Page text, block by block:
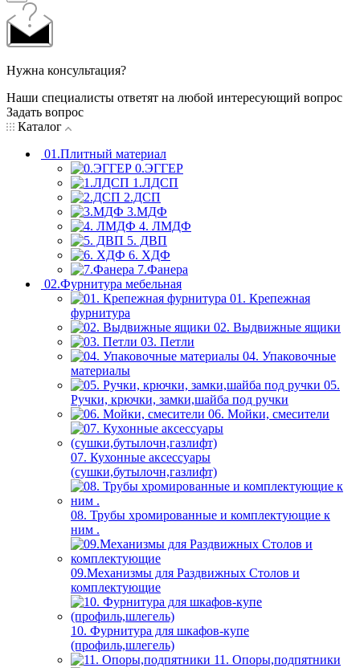
Нужна консультация?
Наши специалисты ответят на любой интересующий вопрос
Задать вопрос
Каталог
01.Плитный материал
0.ЭГГЕР
1.ЛДСП
2.ДСП
3.МДФ
4. ЛМДФ
5. ДВП
6. ХДФ
7.Фанера
02.Фурнитура мебельная
01. Крепежная
фурнитура
02. Выдвижные ящики
03. Петли
04. Упаковочные
материалы
05.
Ручки, крючки, замки,шайба под ручки
06. Мойки, смесители
07. Кухонные аксессуары
(сушки,бутылочн,газлифт)
08. Трубы хромированные и комплектующие к
ним .
09.Механизмы для Раздвижных Столов и
комплектующие
10. Фурнитура для шкафов-купе
(профиль,шлегель)
11. Опоры,подпятники